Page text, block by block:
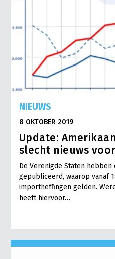
NIEUWS
8 OKTOBER 2019
Update:
slecht nieuws
De Verenigde Staten
gepubliceerd, waarop vanaf
importheffingen gelden.
heeft hiervoor…